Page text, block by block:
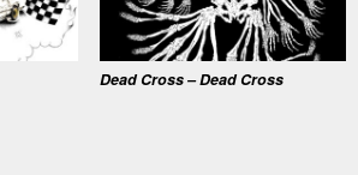
Dead Cross – Dead Cross